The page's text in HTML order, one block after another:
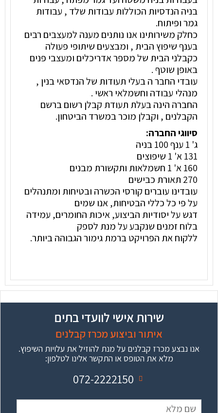
בניה הנדסיות הכוללות עבודות שלד , עבודות
גמר ופיתוח.
כחלק משירותינו אנו נותנים מענה למעצבים רבים
בענף שיפוץ הבית , ומבצעים שיתופי פעולה
כקבלני הבית של מספר אדריכלים ומעצבי פנים
באופן שוטף .
עובדי החבר ה בעלי תעודות של הנדסאי בנין ,
מנהלי עבודה וחשמלאי ראשי .
החברה הינה בעלת תעודת קבלן רשום ברשם
הקבלנים , וקבלן מוכר במשרד הביטחון.
סיווגי החברה:
ג' 1 ענף 100 בניה
131 א' 1 שיפוצים
160 א' 1 חשמלאות ותקשורת מבנים
270 תאורת כבישים
עובדינו עוברים קורסי הכשרה ובטיחות ומתנהלים
על פי כל כללי הבטיחות, אנו שמים
דגש על יסודיות הביצוע, איכות החומרים, עמידה
בלוח זמנים שנקבע על מנת לספק
ללקוח את הפרויקט ברמת גימור הגבוהה ביותר.
שירות אישי לוועדי בתים
איתור וביצוע מכרז קבלנים
אנו נבצע מכרז קבלנים על מנת להוזיל את עלויות השיפוץ.
מלא את הטופס או התקשר אלינו לטלפון:
072-2222150